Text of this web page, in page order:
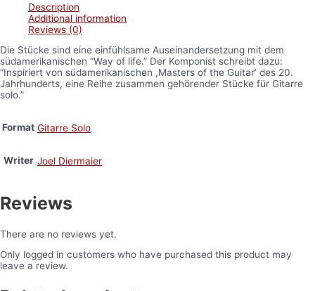
Description
Additional information
Reviews (0)
Die Stücke sind eine einfühlsame Auseinandersetzung mit dem
südamerikanischen “Way of life.” Der Komponist schreibt dazu:
“Inspiriert von südamerikanischen ,Masters of the Guitar’ des 20.
Jahrhunderts, eine Reihe zusammen gehörender Stücke für Gitarre
solo.”
Format Gitarre Solo
Writer Joel Diermaier
Reviews
There are no reviews yet.
Only logged in customers who have purchased this product may
leave a review.